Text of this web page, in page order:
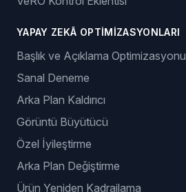
YAPAY ZEKÂ OPTIMIZASYONLARI
Başlık ve Açıklama Optimizasyonu
Sanal Deneme
Arka Plan Kaldırıcı
Görüntü Büyütücü
Özel İyileştirme
Arka Plan Değiştirme
Ürün Yeniden Kadrajlama